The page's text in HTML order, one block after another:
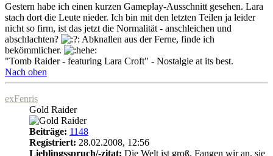
Gestern habe ich einen kurzen Gameplay-Ausschnitt gesehen. Lara
stach dort die Leute nieder. Ich bin mit den letzten Teilen ja leider
nicht so firm, ist das jetzt die Normalität - anschleichen und
abschlachten?
Abknallen aus der Ferne, finde ich
bekömmlicher.
"Tomb Raider - featuring Lara Croft" - Nostalgie at its best.
Nach oben
exFenris
Gold Raider
Beiträge: 1148
Registriert: 28.02.2008, 12:56
Lieblingsspruch/-zitat: Die Welt ist groß. Fangen wir an, sie